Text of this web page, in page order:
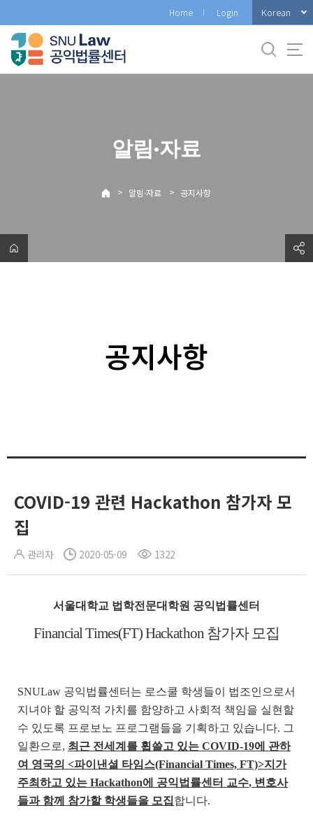
로
메
Home Login Korean
알림·자료
> 알림·자료 > 공지사항
공지사항
COVID-19 관련 Hackathon 참가자 모
집
관리자 2020-05-09 1322
서울대학교 법학전문대학원 공익법률센터
Financial Times(FT) Hackathon 참가자 모집
SNULaw 공익법률센터는 로스쿨 학생들이 법조인으로서
지녀야 할 공익적 가치를 함양하고 사회적 책임을 실현할
수 있도록 프로보노 프로그램들을 기획하고 있습니다. 그
일환으로, 최근 전세계를 휩쓸고 있는 COVID-19에 관하
여 영국의 <파이낸셜 타임스(Financial Times, FT)>지가
주최하고 있는 Hackathon에 공익법률센터 교수, 변호사
들과 함께 참가할 학생들을 모집합니다.